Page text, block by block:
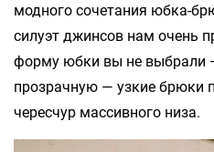
модного сочетания юбка-
силуэт джинсов нам очень
форму юбки вы не выбрали
прозрачную — узкие брюки
чересчур массивного низа.